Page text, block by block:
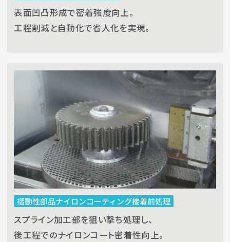
表面凹凸形成で密着強度向上。
工程削減と自動化で省人化を実現。
摺動性部品ナイロンコーティング接着前処理
スプライン加工部を狙い撃ち処理し、
後工程でのナイロンコート密着性向上。